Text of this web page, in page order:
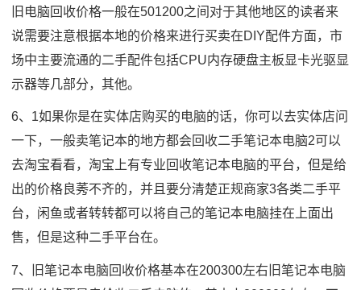
旧电脑回收价格一般在501200之间对于其他地区的读者来
说需要注意根据本地的价格来进行买卖在DIY配件方面，市
场中主要流通的二手配件包括CPU内存硬盘主板显卡光驱显
示器等几部分，其他。
6、1如果你是在实体店购买的电脑的话，你可以去实体店问
一下，一般卖笔记本的地方都会回收二手笔记本电脑2可以
去淘宝看看，淘宝上有专业回收笔记本电脑的平台，但是给
出的价格良莠不齐的，并且要分清楚正规商家3各类二手平
台，闲鱼或者转转都可以将自己的笔记本电脑挂在上面出
售，但是这种二手平台在。
7、旧笔记本电脑回收价格基本在200300左右旧笔记本电脑